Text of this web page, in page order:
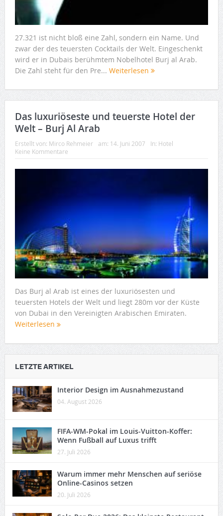
27.321 ist nicht bloß eine Zahl, sondern ein Name. Und
zwar der des teuersten Cocktails der Welt. Eingeschenkt
wird er in Dubais berühmtem Nobelhotel Burj al Arab.
Die Zahl steht für den Pre... Weiterlesen
Das luxuriöseste und teuerste Hotel der
Welt – Burj Al Arab
Erstellt von: Mirco Rehmeier am: 14. Juni 2007 In: Hotel
Keine Kommentare
Das Burj al Arab ist eines der luxuriösesten und
teuersten Hotels der Welt und liegt 280m vor der Küste
von Dubai in den Vereinigten Arabischen Emiraten.
Weiterlesen
LETZTE ARTIKEL
Interior Design im Ausnahmezustand
04. August 2026
FIFA-WM-Pokal im Louis-Vuitton-Koffer:
Wenn Fußball auf Luxus trifft
27. Juli 2026
Warum immer mehr Menschen auf seriöse
Online-Casinos setzen
20. Juli 2026